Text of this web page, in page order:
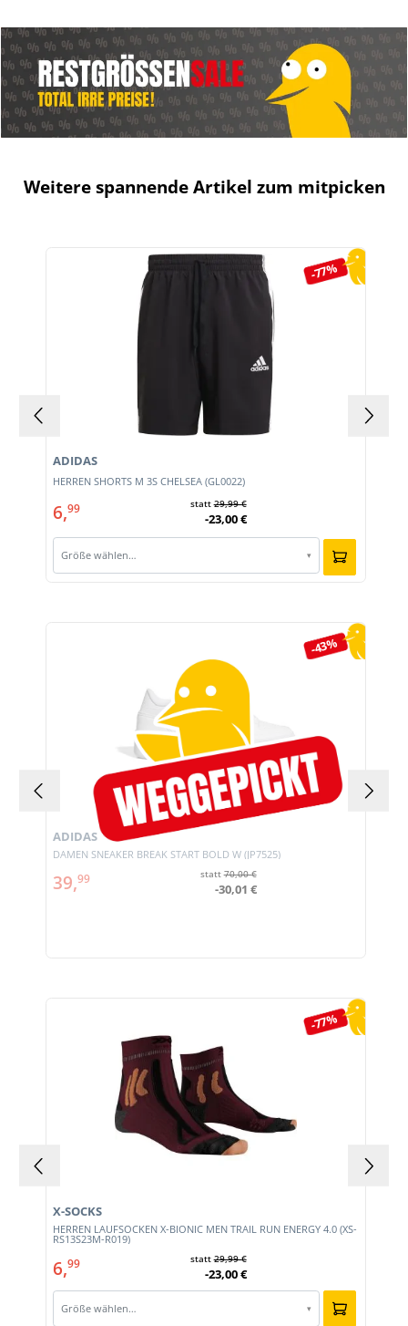
Weitere spannende Artikel zum mitpicken
Produktgalerie überspringen
-77%
HERREN SHORTS M 3S CHELSEA (GL0022)
ADIDAS
6,99 statt29,99 €
-23,00 €
Größe wählen… ▾
-43%
DAMEN SNEAKER BREAK START BOLD W (JP7525)
ADIDAS
39,99 statt70,00 €
-30,01 €
-77%
HERREN LAUFSOCKEN X-BIONIC MEN TRAIL RUN ENERGY 4.0 (XS-
RS13S23M-R019)
X-SOCKS
6,99 statt29,99 €
-23,00 €
Größe wählen… ▾